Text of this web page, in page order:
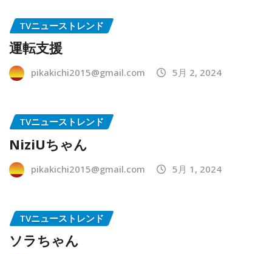
TVニューストレンド
運転支援
pikakichi2015@gmail.com 5月 2, 2024
TVニューストレンド
NiziUちゃん
pikakichi2015@gmail.com 5月 1, 2024
TVニューストレンド
ソラちゃん